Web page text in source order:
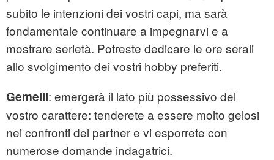
subito le intenzioni dei vostri capi, ma sarà
fondamentale continuare a impegnarvi e a
mostrare serietà. Potreste dedicare le ore serali
allo svolgimento dei vostri hobby preferiti.
Gemelli: emergerà il lato più possessivo del
vostro carattere: tenderete a essere molto gelosi
nei confronti del partner e vi esporrete con
numerose domande indagatrici.